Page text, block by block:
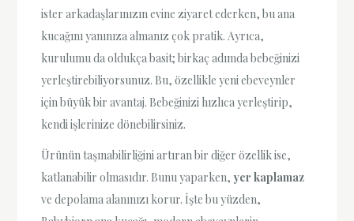
ister arkadaşlarınızın evine ziyaret ederken, bu ana
kucağını yanınıza almanız çok pratik. Ayrıca,
kurulumu da oldukça basit; birkaç adımda bebeğinizi
yerleştirebiliyorsunuz. Bu, özellikle yeni ebeveynler
için büyük bir avantaj. Bebeğinizi hızlıca yerleştirip,
kendi işlerinize dönebilirsiniz.
Ürünün taşınabilirliğini artıran bir diğer özellik ise,
katlanabilir olmasıdır. Bunu yaparken,yer kaplamaz
ve depolama alanınızı korur. İşte bu yüzden,